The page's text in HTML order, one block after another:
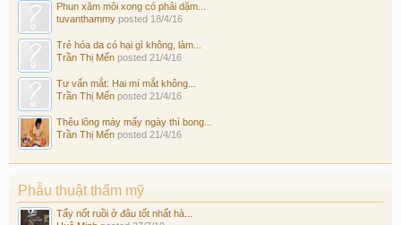
Phun xăm môi xong có phải dặm...
tuvanthammy posted 18/4/16
Trẻ hóa da có hại gì không, làm...
Trần Thị Mến posted 21/4/16
Tư vấn mắt: Hai mí mắt không...
Trần Thị Mến posted 21/4/16
Thêu lông mày mấy ngày thì bong...
Trần Thị Mến posted 21/4/16
Phẫu thuật thẩm mỹ
Tẩy nốt ruồi ở đâu tốt nhất hà...